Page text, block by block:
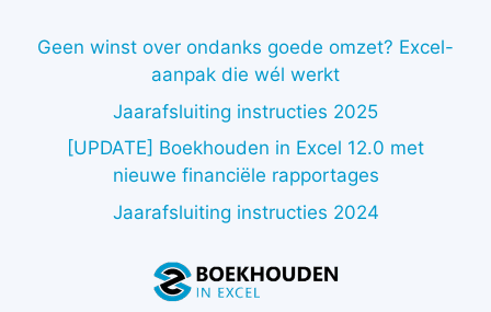
Geen winst over ondanks goede omzet? Excel-
aanpak die wél werkt
Jaarafsluiting instructies 2025
[UPDATE] Boekhouden in Excel 12.0 met
nieuwe financiële rapportages
Jaarafsluiting instructies 2024